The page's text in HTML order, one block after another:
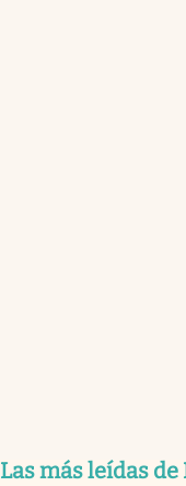
Las más leídas